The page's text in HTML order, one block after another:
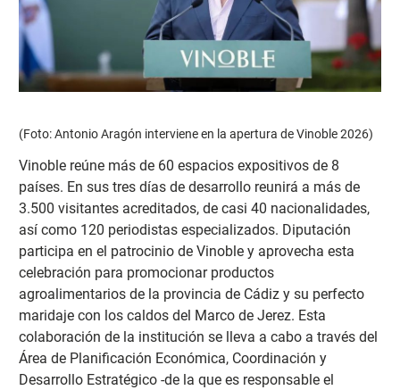
(Foto: Antonio Aragón interviene en la apertura de Vinoble 2026)
Vinoble reúne más de 60 espacios expositivos de 8
países. En sus tres días de desarrollo reunirá a más de
3.500 visitantes acreditados, de casi 40 nacionalidades,
así como 120 periodistas especializados. Diputación
participa en el patrocinio de Vinoble y aprovecha esta
celebración para promocionar productos
agroalimentarios de la provincia de Cádiz y su perfecto
maridaje con los caldos del Marco de Jerez. Esta
colaboración de la institución se lleva a cabo a través del
Área de Planificación Económica, Coordinación y
Desarrollo Estratégico -de la que es responsable el